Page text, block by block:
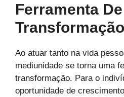
Ferramenta De
Transformação
Ao atuar tanto na vida
mediunidade se torna uma
transformação. Para o
oportunidade de